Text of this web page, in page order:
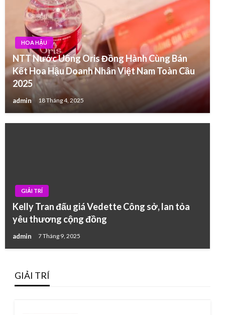
HOA HẬU
NTT Nước Uống Oris Đồng Hành Cùng Bán
Kết Hoa Hậu Doanh Nhân Việt Nam Toàn Cầu
2025
admin 18 Tháng 4, 2025
GIẢI TRÍ
Kelly Tran đấu giá Vedette Công sở, lan tỏa
yêu thương cộng đồng
admin 7 Tháng 9, 2025
GIẢI TRÍ